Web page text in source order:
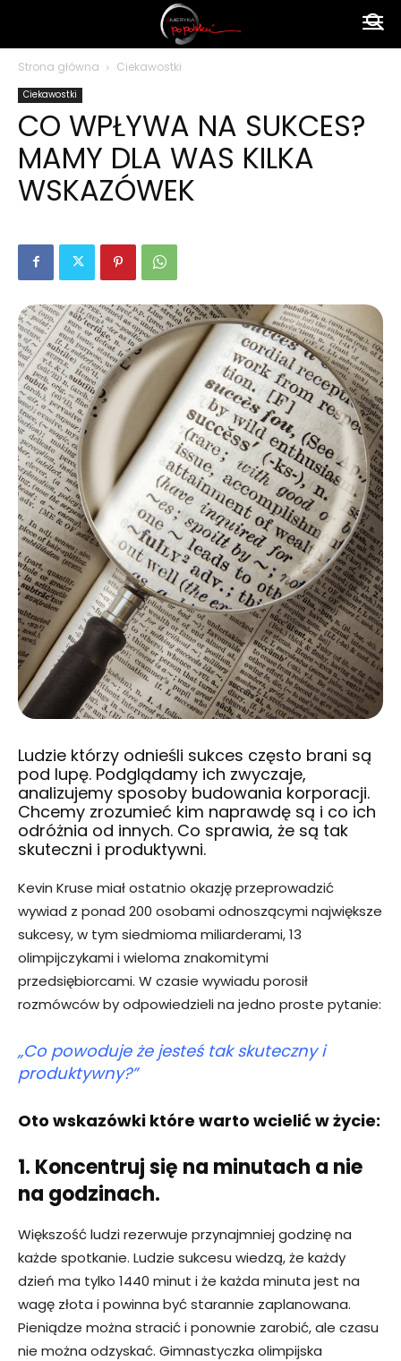
polsku
Strona główna Ciekawostki
Ciekawostki
CO WPŁYWA NA SUKCES?
MAMY DLA WAS KILKA
WSKAZÓWEK
Ludzie którzy odnieśli sukces często brani są
pod lupę. Podglądamy ich zwyczaje,
analizujemy sposoby budowania korporacji.
Chcemy zrozumieć kim naprawdę są i co ich
odróżnia od innych. Co sprawia, że są tak
skuteczni i produktywni.
Kevin Kruse miał ostatnio okazję przeprowadzić
wywiad z ponad 200 osobami odnoszącymi największe
sukcesy, w tym siedmioma miliarderami, 13
olimpijczykami i wieloma znakomitymi
przedsiębiorcami. W czasie wywiadu porosił
rozmówców by odpowiedzieli na jedno proste pytanie:
„Co powoduje że jesteś tak skuteczny i
produktywny?”
Oto wskazówki które warto wcielić w życie:
1. Koncentruj się na minutach a nie
na godzinach.
Większość ludzi rezerwuje przynajmniej godzinę na
każde spotkanie. Ludzie sukcesu wiedzą, że każdy
dzień ma tylko 1440 minut i że każda minuta jest na
wagę złota i powinna być starannie zaplanowana.
Pieniądze można stracić i ponownie zarobić, ale czasu
nie można odzyskać. Gimnastyczka olimpijska